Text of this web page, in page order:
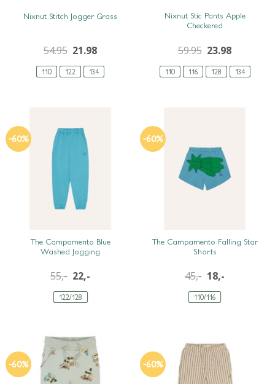
110 122 134
Nixnut Stitch Jogger Grass
54.95 21.98
SNEL BEKIJKEN
110 116 128 134
Nixnut Stic Pants Apple
Checkered
59.95 23.98
-60%
122/128
The Campamento Blue
Washed Jogging
55,- 22,-
-60%
110/116
The Campamento Falling Star
Shorts
45,- 18,-
-60% -60%